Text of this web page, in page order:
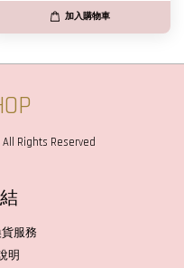
加入購物車
Rights Reserved
服務
明